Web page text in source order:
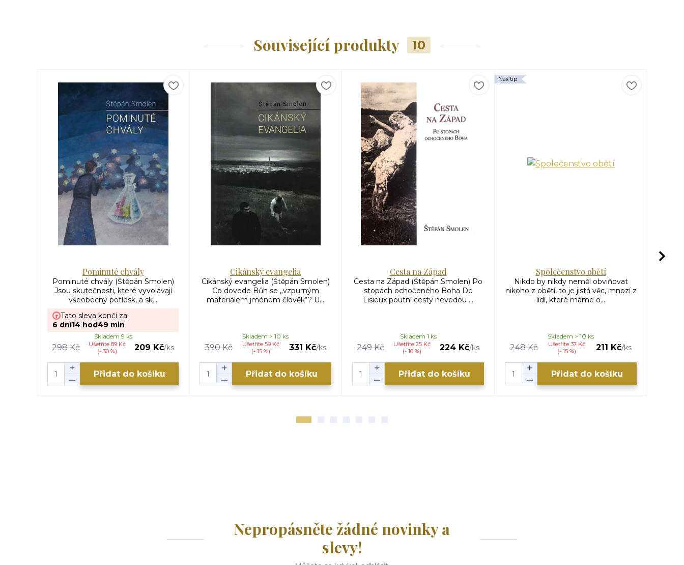
Související produkty 10
Pominuté chvály
Pominuté chvály (Štěpán Smolen)
Jsou skutečnosti, které vyvolávají
všeobecný potlesk, a sk...
298 Kč
Ušetříte 89 Kč
(- 30 %)
209 Kč/ks
Skladem 9 ks
Tato sleva končí za:
6 dní14 hod49 min
Přidat do košíku
Cikánský evangelia
Cikánský evangelia (Štěpán Smolen)
Co dovede Bůh se „vzpurným
materiálem jménem člověk“? U...
390 Kč
Ušetříte 59 Kč
(- 15 %)
331 Kč/ks
Skladem > 10 ks
Přidat do košíku
Cesta na Západ
Cesta na Západ (Štěpán Smolen) Po
stopách ochočeného Boha Do
Lisieux poutní cesty nevedou ...
249 Kč
Ušetříte 25 Kč
(- 10 %)
224 Kč/ks
Skladem 1 ks
Přidat do košíku
Náš tip
Společenstvo obětí
Nikdo by nikdy neměl obviňovat
nikoho z obětí, to je jistá věc, mnozí z
lidí, které máme o...
248 Kč
Ušetříte 37 Kč
(- 15 %)
211 Kč/ks
Skladem > 10 ks
Přidat do košíku
Nepropásněte žádné novinky a
slevy!